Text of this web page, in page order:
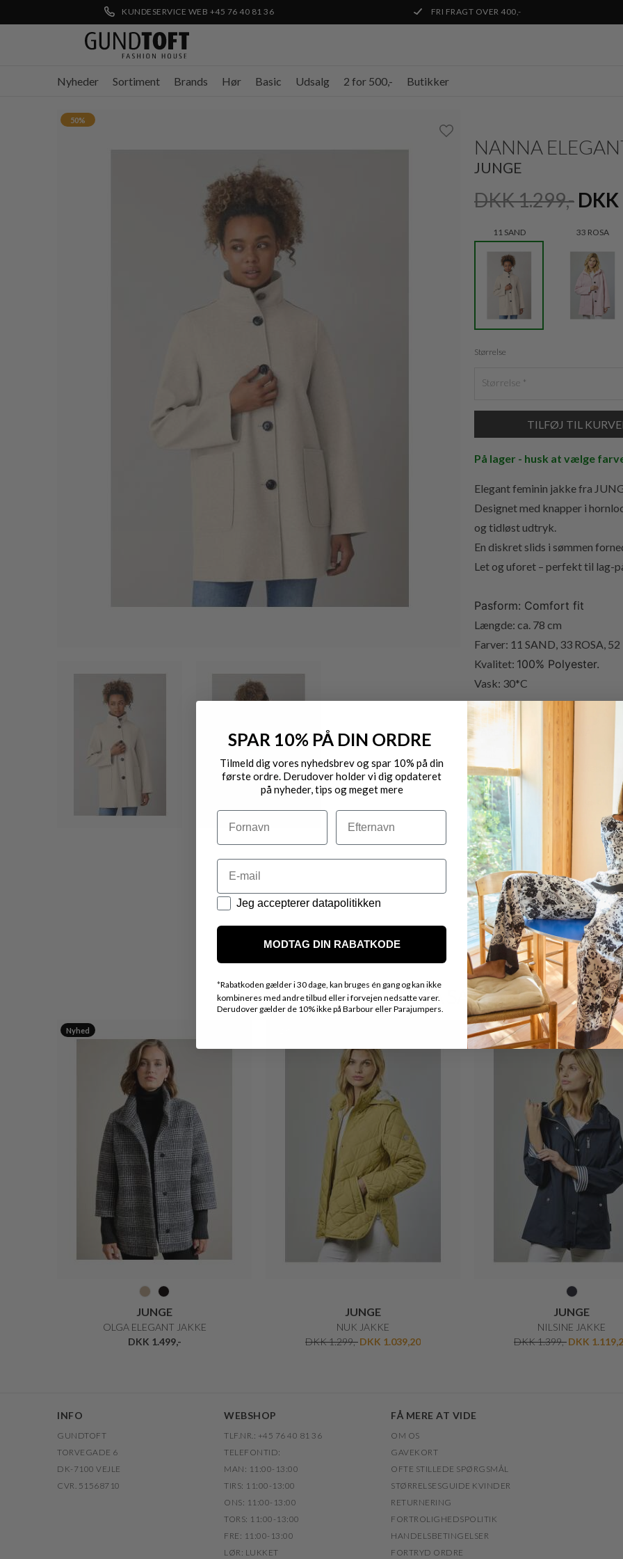
KUNDESERVICE WEB +45 76 40 81 36 FRI FRAGT OVER 400,-
Nyheder Sortiment Brands Hør Basic Udsalg 2 for 500,- Butikker
50%
NANNA
JUNGE
DKK 1.299,-
11 SAND 33 ROSA
Størrelse
Størrelse
På lager - husk at vælge
Elegant feminin jakke fra
Designet med knapper i
og tidløst udtryk.
En diskret slids i sømmen
Let og uforet – perfekt til lag-
Pasform: Comfort fit
Længde: ca. 78 cm
Farver: 11 SAND, 33 ROSA,
Kvalitet: 100% Polyester.
Vask: 30*C
VARENR.: 2200 13 NANNA
Gratis fragt til pakkeshop
Byt/Returnér i vores
Levering 1-3 dage
OBS.
Ikke alle vores varer på
Kontakt din nærmeste
VARER FRA SAMME MÆRKE
Nyhed
JUNGE
OLGA ELEGANT JAKKE
DKK 1.499,-
JUNGE
NUK JAKKE
DKK 1.299,-DKK 1.039,20
20%
JUNGE
NILSINE JAKKE
DKK 1.399,-DKK
INFO
GUNDTOFT
TORVEGADE 6
DK-7100 VEJLE
CVR. 51568710
WEBSHOP
TLF.NR.: +45 76 40 81 36
TELEFONTID:
MAN: 11:00-13:00
TIRS: 11:00-13:00
ONS: 11:00-13:00
TORS: 11:00-13:00
FRE: 11:00-13:00
LØR: LUKKET
FÅ MERE AT VIDE
OM OS
GAVEKORT
OFTE STILLEDE SPØRGSMÅL
STØRRELSESGUIDE KVINDER
RETURNERING
FORTROLIGHEDSPOLITIK
HANDELSBETINGELSER
FORTRYD ORDRE
SPAR 10% PÅ DIN ORDRE
Tilmeld dig vores nyhedsbrev og spar 10% på din
første ordre. Derudover holder vi dig opdateret
på nyheder, tips og meget mere
Navn Efternavn
Email
Datapolitik
Jeg accepterer datapolitikken
MODTAG DIN RABATKODE
*Rabatkoden gælder i 30 dage, kan bruges én gang og kan ikke
kombineres med andre tilbud eller i forvejen nedsatte varer.
Derudover gælder de 10% ikke på Barbour eller Parajumpers.